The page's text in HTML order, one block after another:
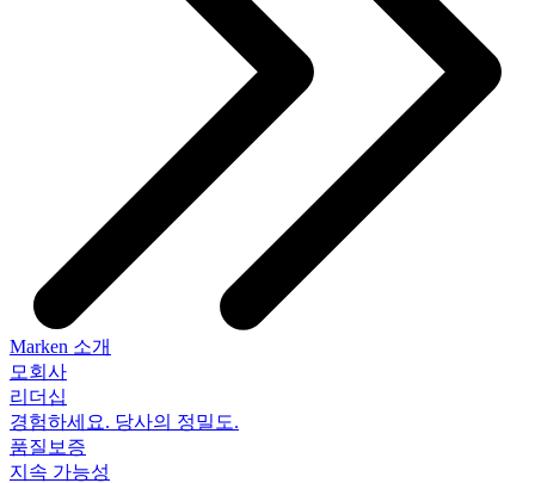
Marken 소개
모회사
리더십
경험하세요. 당사의 정밀도.
품질보증
지속 가능성